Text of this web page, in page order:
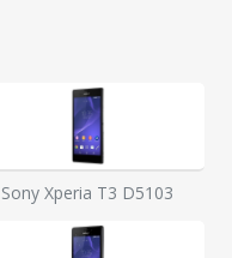
Sony Xperia T3 D5103